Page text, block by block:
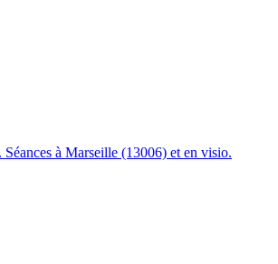
à Marseille (13006) et en visio.